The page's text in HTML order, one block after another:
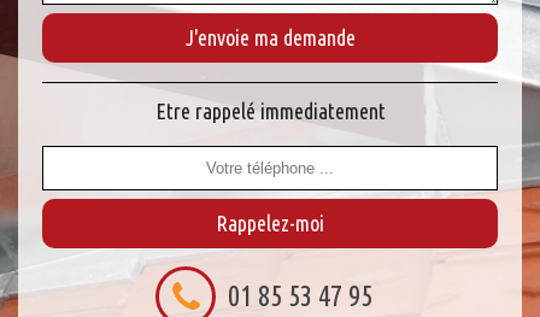
Etre rappelé immediatement
01 85 53 47 95